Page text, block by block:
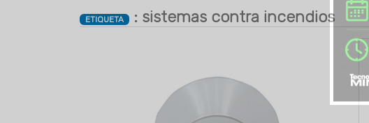
ETIQUETA : sistemas contra incendios